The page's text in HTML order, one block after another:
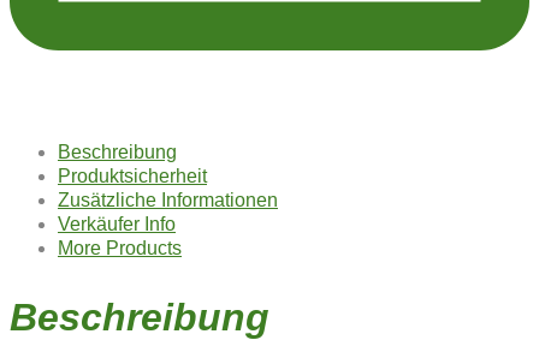
Beschreibung
Produktsicherheit
Zusätzliche Informationen
Verkäufer Info
More Products
Beschreibung